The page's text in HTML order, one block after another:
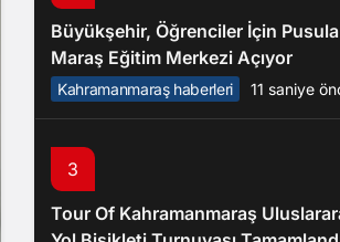
Büyükşehir, Öğrenciler İçin Pusula
Maraş Eğitim Merkezi Açıyor
Kahramanmaraş haberleri 11 saniye
3
Tour Of Kahramanmaraş